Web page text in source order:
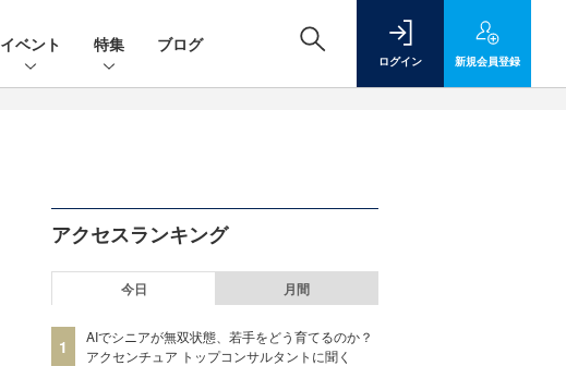
イベント 特集 ブログ
ログイン 新規会員登録
アクセスランキング
今日 月間
1
AIでシニアが無双状態、若手をどう育てるのか？
アクセンチュア トップコンサルタントに聞く